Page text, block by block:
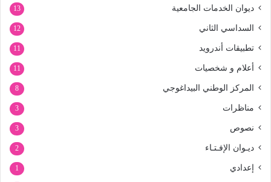
ديوان الخدمات الجامعية 13
السداسي الثاني 12
تطبيقات أندرويد 11
أعلام و شخصيات 11
المركز الوطني البيداغوجي 8
مناظرات 3
نصوص 3
ديـوان الإفـتـاء 2
إعدادي 1